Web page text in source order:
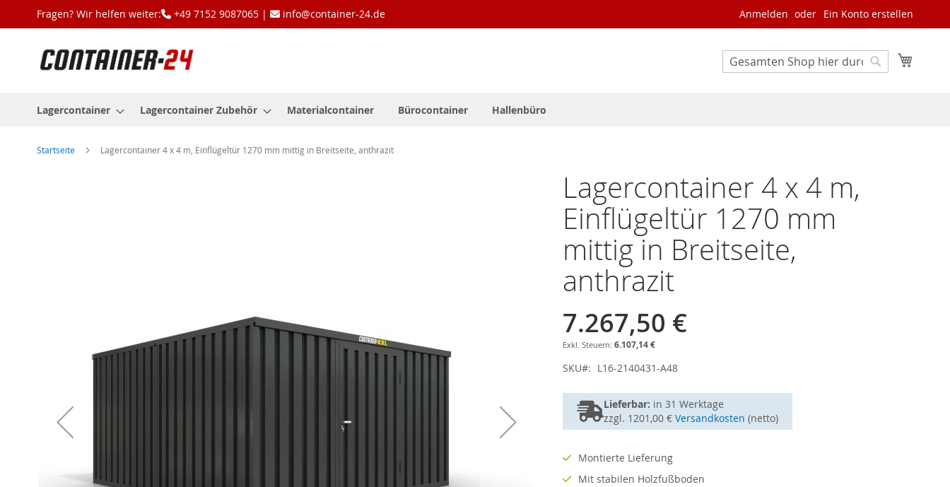
Zum
Inhalt
Anmelden Ein Konto erstellen
Fragen? Wir helfen weiter: +49 7152 9087065 | info@container-24.de
Search
Lagercontainer Lagercontainer Zubehör Materialcontainer Bürocontainer Hallenbüro
Startseite Lagercontainer 4 x 4 m, Einflügeltür 1270 mm mittig in Breitseite, anthrazit
Lagercontainer 4 x 4 m,
Einflügeltür 1270 mm
mittig in Breitseite,
anthrazit
7.267,50 €
6.107,14 €
SKU L16-2140431-A48
Lieferbar: in 31 Werktage
zzgl. 1201,00 € Versandkosten (netto)
Montierte Lieferung
Mit stabilen Holzfußboden